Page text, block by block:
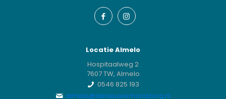
Locatie Almelo
Hospitaalweg 2
7607 TW, Almelo
0546 825 193
almelo@denieuwemondzorg.nl